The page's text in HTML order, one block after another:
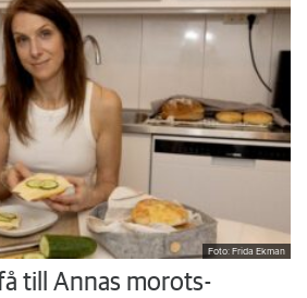
Foto: Frida Ekman
till Annas morots-